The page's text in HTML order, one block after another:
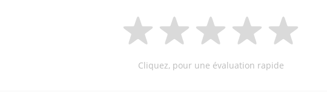
Cliquez, pour une évaluation rapide